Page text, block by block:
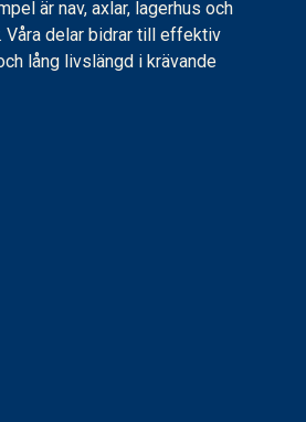
är nav, axlar, lagerhus och
Våra delar bidrar till effektiv
lång livslängd i krävande